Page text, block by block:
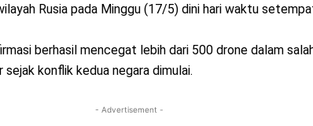
Rusia pada Minggu (17/5) dini hari waktu
berhasil mencegat lebih dari 500 drone dalam
konflik kedua negara dimulai.
- Advertisement -